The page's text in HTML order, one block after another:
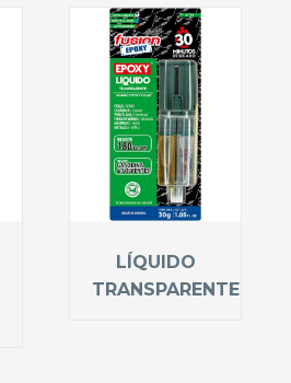
LÍQUIDO
TRANSPARENTE